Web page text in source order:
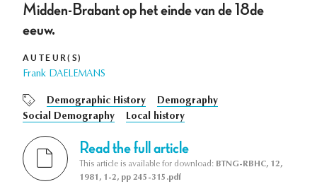
Midden-Brabant op het einde van de 18de
eeuw.
AUTEUR(S)
Frank DAELEMANS
Demographic History
Demography
Social Demography
Local history
Read the full article
This article is available for download: BTNG-RBHC, 12,
1981, 1-2, pp 245-315.pdf